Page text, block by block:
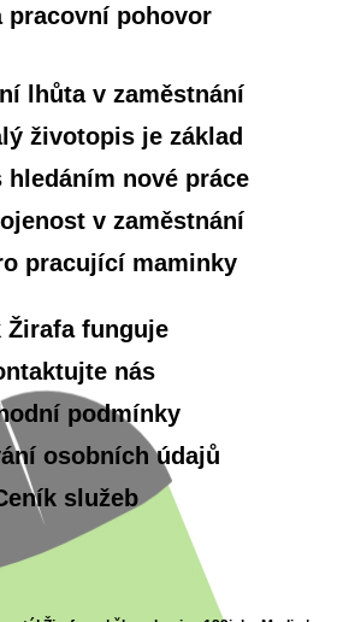
pracovní pohovor
lhůta v zaměstnání
životopis je základ
hledáním nové práce
v zaměstnání
pracující maminky
Žirafa funguje
nás
podmínky
osobních údajů
služeb